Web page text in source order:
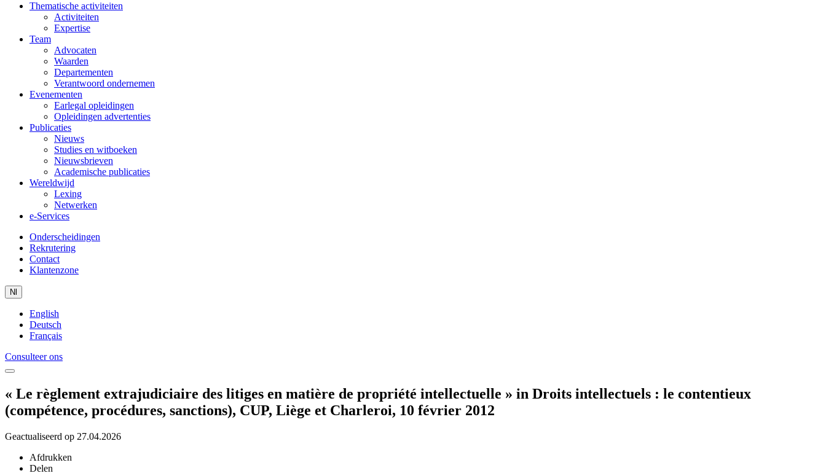
Thematische activiteiten
Activiteiten
Expertise
Team
Advocaten
Waarden
Departementen
Verantwoord ondernemen
Evenementen
Earlegal opleidingen
Opleidingen advertenties
Publicaties
Nieuws
Studies en witboeken
Nieuwsbrieven
Academische publicaties
Wereldwijd
Lexing
Netwerken
e-Services
Onderscheidingen
Rekrutering
Contact
Klantenzone
Nl
English
Deutsch
Français
Consulteer ons
« Le règlement extrajudiciaire des litiges en matière de propriété intellectuelle » in Droits intellectuels : le contentieux
(compétence, procédures, sanctions), CUP, Liège et Charleroi, 10 février 2012
Geactualiseerd op 27.04.2026
Afdrukken
Delen